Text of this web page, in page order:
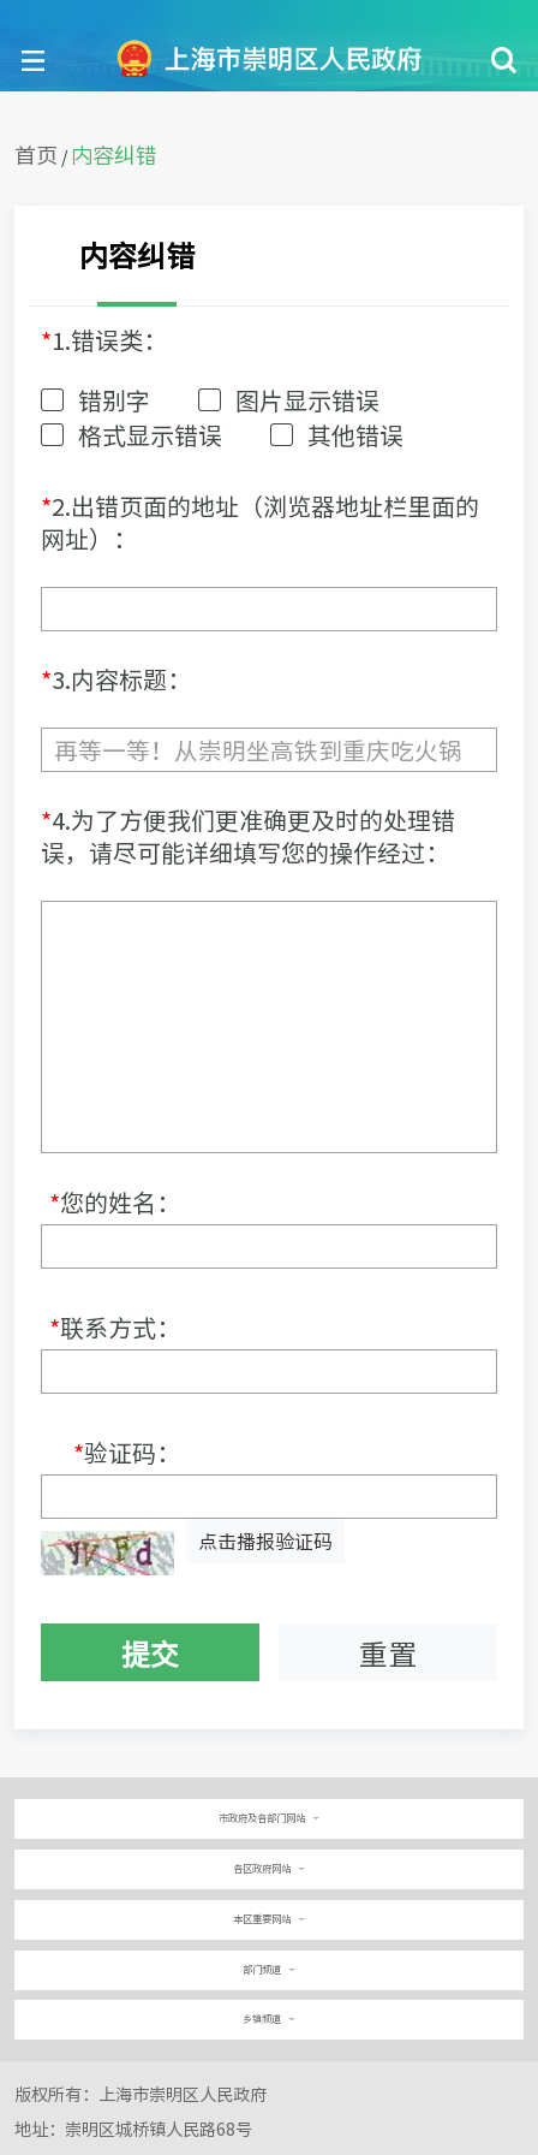
首页 / 内容纠错
内容纠错
*1.错误类：
错别字
图片显示错误
格式显示错误
其他错误
*2.出错页面的地址（浏览器地址栏里面的
网址）：
*3.内容标题：
*4.为了方便我们更准确更及时的处理错
误，请尽可能详细填写您的操作经过：
*您的姓名：
*联系方式：
*验证码：
点击播报验证码
提交 重置
市政府及各部门网站
各区政府网站
本区重要网站
部门频道
乡镇频道
版权所有：上海市崇明区人民政府
地址：崇明区城桥镇人民路68号